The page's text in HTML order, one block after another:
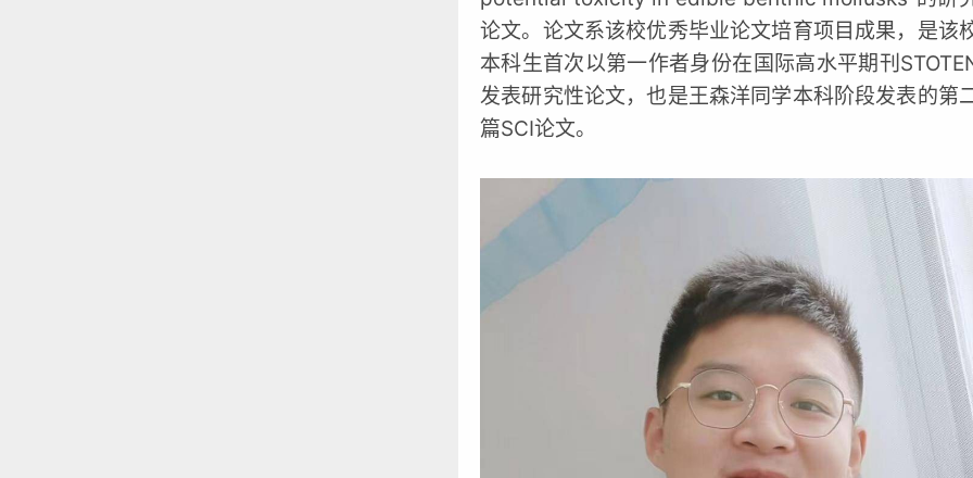
论文。论文系该校优秀毕业论文培育项目成果，是该
本科生首次以第一作者身份在国际高水平期刊
发表研究性论文，也是王森洋同学本科阶段发表的第
篇SCI论文。